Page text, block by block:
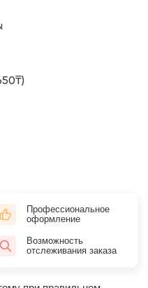
Профессиональное
оформление
Возможность
отслеживания заказа